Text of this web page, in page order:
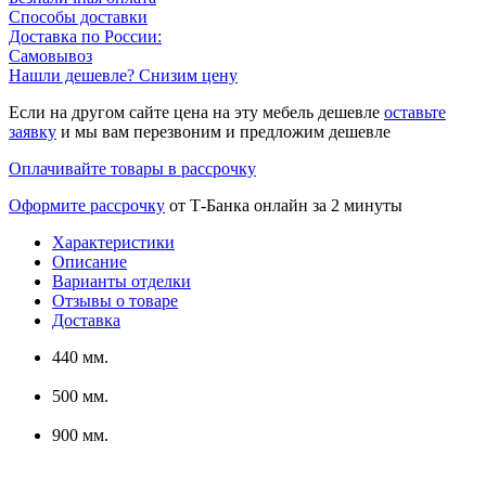
Способы доставки
Доставка по России:
Самовывоз
Нашли дешевле? Снизим цену
Если на другом сайте цена на эту мебель дешевле оставьте
заявку и мы вам перезвоним и предложим дешевле
Оплачивайте товары в рассрочку
Оформите рассрочку от Т-Банка онлайн за 2 минуты
Характеристики
Описание
Варианты отделки
Отзывы о товаре
Доставка
440 мм.
500 мм.
900 мм.